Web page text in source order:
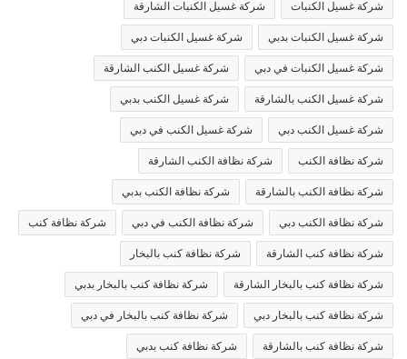
شركة غسيل الكنبات شركة غسيل الكنبات الشارقة
شركة غسيل الكنبات بدبي شركة غسيل الكنبات دبي
شركة غسيل الكنبات في دبي شركة غسيل الكنب الشارقة
شركة غسيل الكنب بالشارقة شركة غسيل الكنب بدبي
شركة غسيل الكنب دبي شركة غسيل الكنب في دبي
شركة نظافة الكنب شركة نظافة الكنب الشارقة
شركة نظافة الكنب بالشارقة شركة نظافة الكنب بدبي
شركة نظافة الكنب دبي شركة نظافة الكنب في دبي شركة نظافة كنب
شركة نظافة كنب الشارقة شركة نظافة كنب بالبخار
شركة نظافة كنب بالبخار الشارقة شركة نظافة كنب بالبخار بدبي
شركة نظافة كنب بالبخار دبي شركة نظافة كنب بالبخار في دبي
شركة نظافة كنب بالشارقة شركة نظافة كنب بدبي